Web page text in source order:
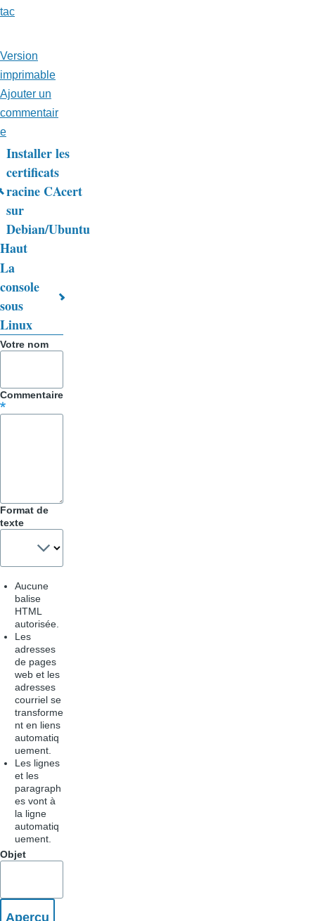
tac
Version
imprimable
Ajouter un
commentair
e
Liens
transversaux
de
livre
pour
Trucs
&
Astuces
Installer les
certificats
racine CAcert
sur
Debian/Ubuntu
Haut
La
console
sous
Linux
Votre nom
Commentaire
Format de
texte
Aucune
balise
HTML
autorisée.
Les
adresses
de pages
web et les
adresses
courriel se
transforme
nt en liens
automatiq
uement.
Les lignes
et les
paragraph
es vont à
la ligne
automatiq
uement.
Objet